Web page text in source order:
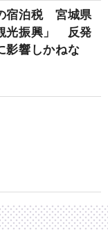
宿泊税 宮城県
光振興」 反発
影響しかねな